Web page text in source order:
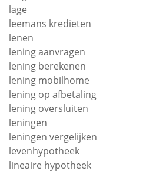
lage
leemans kredieten
lenen
lening aanvragen
lening berekenen
lening mobilhome
lening op afbetaling
lening oversluiten
leningen
leningen vergelijken
levenhypotheek
lineaire hypotheek